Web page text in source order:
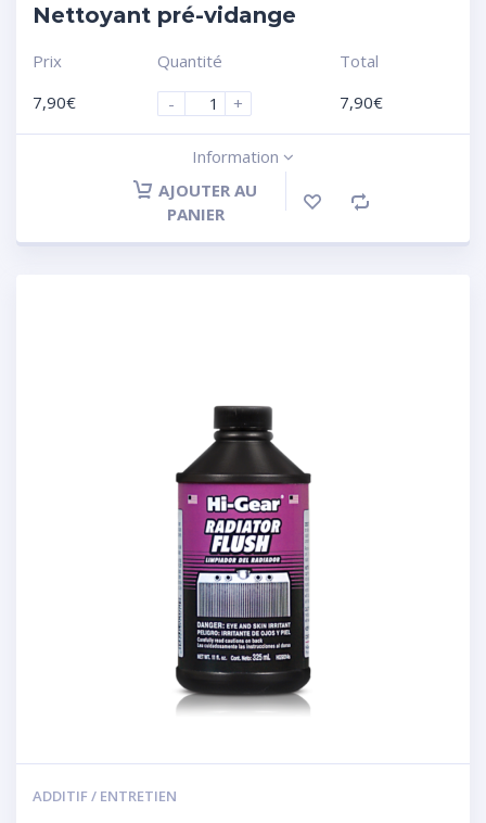
Nettoyant pré-vidange
Prix
7,90€
Quantité
-
+
Total
7,90€
Information
AJOUTER AU
PANIER
ADDITIF / ENTRETIEN